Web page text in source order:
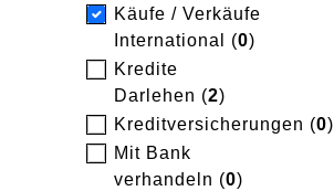
Käufe / Verkäufe
International (0)
Kredite
Darlehen (2)
Kreditversicherungen (0)
Mit Bank
verhandeln (0)